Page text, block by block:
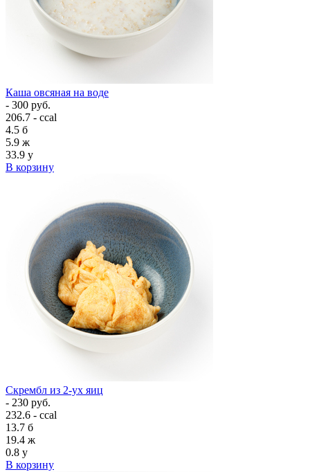
Каша овсяная на воде
- 300 руб.
206.7 - ccal
4.5 б
5.9 ж
33.9 у
В корзину
Скрембл из 2-ух яиц
- 230 руб.
232.6 - ccal
13.7 б
19.4 ж
0.8 у
В корзину